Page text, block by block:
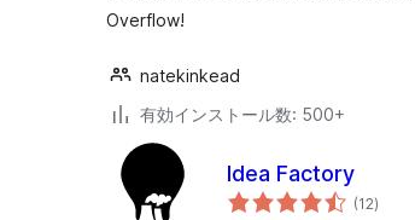
Overflow!
natekinkead
有効インストール数: 500+
Idea Factory
(12個
の)